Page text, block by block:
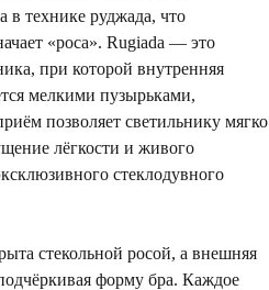
в технике руджада, что
«роса». Rugiada — это
при которой внутренняя
мелкими пузырьками,
позволяет светильнику мягко
лёгкости и живого
стеклодувного
стекольной росой, а внешняя
форму бра. Каждое